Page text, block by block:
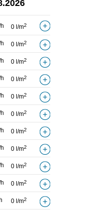
0 l/m2
0 l/m2
0 l/m2
0 l/m2
0 l/m2
0 l/m2
0 l/m2
0 l/m2
0 l/m2
0 l/m2
0 l/m2